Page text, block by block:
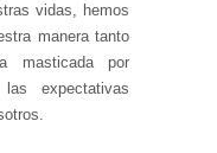
vidas, hemos
manera tanto
masticada por
expectativas